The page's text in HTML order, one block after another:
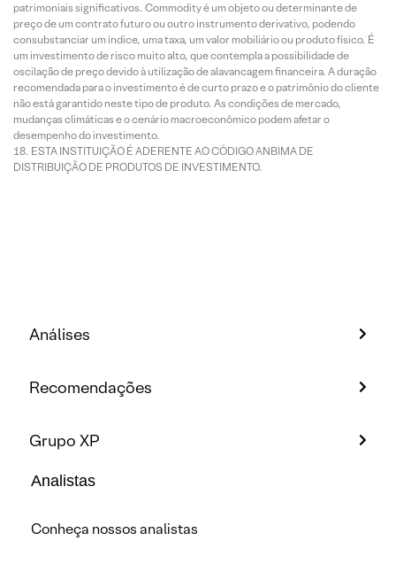
patrimoniais significativos. Commodity é um objeto ou determinante de
preço de um contrato futuro ou outro instrumento derivativo, podendo
consubstanciar um índice, uma taxa, um valor mobiliário ou produto físico. É
um investimento de risco muito alto, que contempla a possibilidade de
oscilação de preço devido à utilização de alavancagem financeira. A duração
recomendada para o investimento é de curto prazo e o patrimônio do cliente
não está garantido neste tipo de produto. As condições de mercado,
mudanças climáticas e o cenário macroeconômico podem afetar o
desempenho do investimento.
ESTA INSTITUIÇÃO É ADERENTE AO CÓDIGO ANBIMA DE
DISTRIBUIÇÃO DE PRODUTOS DE INVESTIMENTO.
Análises
Recomendações
Grupo XP
Analistas
Conheça nossos analistas